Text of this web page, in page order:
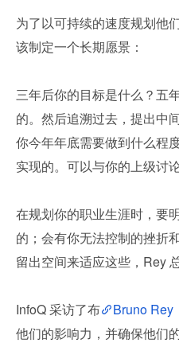
为了以可持续的速度规划他
该制定一个长期愿景：
三年后你的目标是什么？五
的。然后追溯过去，提出中
你今年年底需要做到什么程
实现的。可以与你的上级讨
在规划你的职业生涯时，要
的；会有你无法控制的挫折
留出空间来适应这些，Rey 总
InfoQ 采访了布 Bruno Rey
他们的影响力，并确保他们